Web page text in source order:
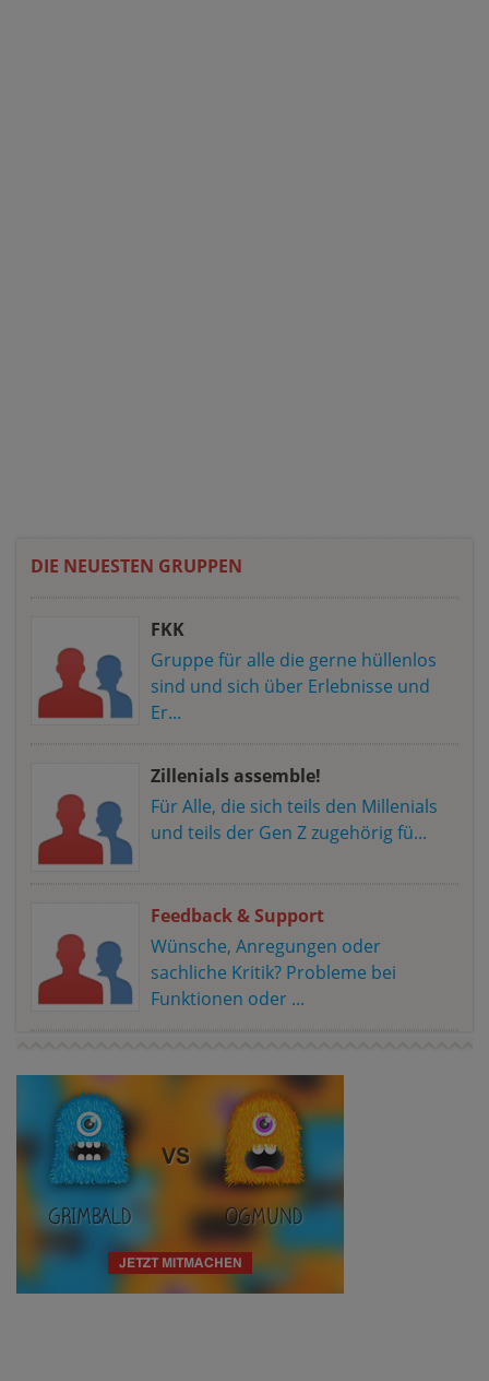
DIE NEUESTEN GRUPPEN
FKK
Gruppe für alle die gerne hüllenlos
sind und sich über Erlebnisse und
Er...
Zillenials assemble!
Für Alle, die sich teils den Millenials
und teils der Gen Z zugehörig fü...
Feedback & Support
Wünsche, Anregungen oder
sachliche Kritik? Probleme bei
Funktionen oder ...